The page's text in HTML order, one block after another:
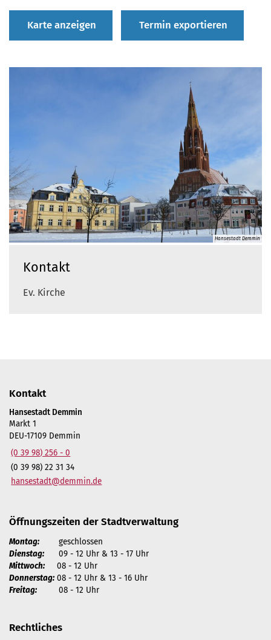
Karte anzeigen Termin exportieren
Hansestadt Demmin
Kontakt
Ev. Kirche
Kontakt
Hansestadt Demmin
Markt 1
DEU-17109 Demmin
(0 39 98) 256 - 0
(0 39 98) 22 31 34
hansestadt@demmin.de
Öffnungszeiten der Stadtverwaltung
Montag: geschlossen
Dienstag: 09 - 12 Uhr & 13 - 17 Uhr
Mittwoch: 08 - 12 Uhr
Donnerstag: 08 - 12 Uhr & 13 - 16 Uhr
Freitag: 08 - 12 Uhr
Rechtliches